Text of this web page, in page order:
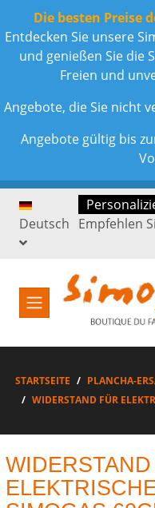
Die besten Preise
Entdecken Sie unsere
und genießen Sie die
Freien und
Angebote, die Sie nicht
Angebote gültig bis
Deutsch Empfehlen
STARTSEITE
PLANCHA-
WIDERSTAND FÜR